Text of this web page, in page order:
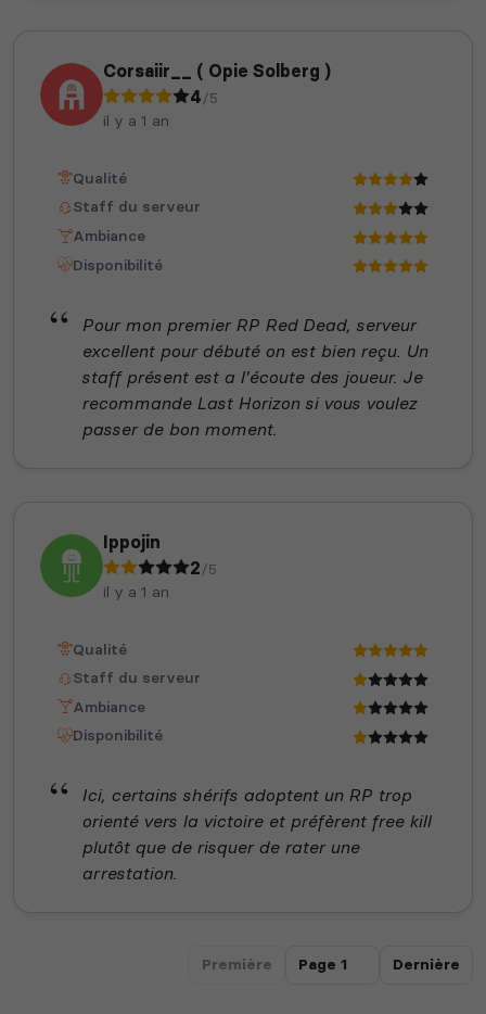
Corsaiir__ ( Opie Solberg )
4/5
il y a 1 an
Qualité
Staff du serveur
Ambiance
Disponibilité
Pour mon premier RP Red Dead, serveur
excellent pour débuté on est bien reçu. Un
staff présent est a l'écoute des joueur. Je
recommande Last Horizon si vous voulez
passer de bon moment.
Ippojin
2/5
il y a 1 an
Qualité
Staff du serveur
Ambiance
Disponibilité
Ici, certains shérifs adoptent un RP trop
orienté vers la victoire et préfèrent free kill
plutôt que de risquer de rater une
arrestation.
Première Dernière